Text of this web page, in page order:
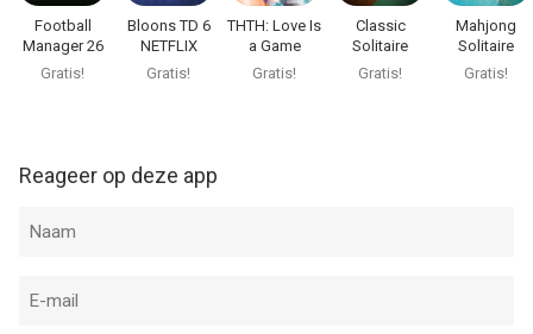
Football
Manager 26
Mobile
Gratis!
Bloons TD 6
NETFLIX
Gratis!
THTH: Love Is
a Game
NETFLIX
Gratis!
Classic
Solitaire
NETFLIX
Gratis!
Mahjong
Solitaire
NETFLIX
Gratis!
Reageer op deze app